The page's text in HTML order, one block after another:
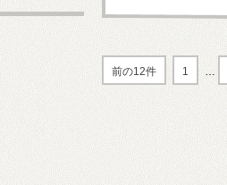
前の12件 1 …